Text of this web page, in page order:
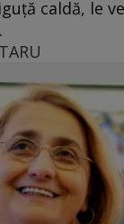
caldă, le